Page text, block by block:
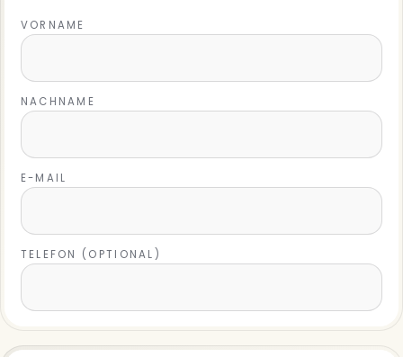
VORNAME
NACHNAME
E-MAIL
TELEFON (OPTIONAL)